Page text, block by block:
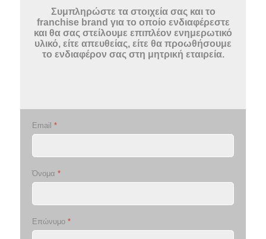
Συμπληρώστε τα στοιχεία σας και το
franchise brand για το οποίο ενδιαφέρεστε
και θα σας στείλουμε επιπλέον ενημερωτικό
υλικό, είτε απευθείας, είτε θα προωθήσουμε
το ενδιαφέρον σας στη μητρική εταιρεία.
Email *
Όνομα *
Επώνυμο *